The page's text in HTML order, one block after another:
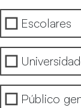
Escolares
Público